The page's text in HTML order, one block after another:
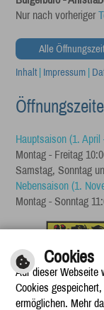
Nur nach vorheriger
Alle
Inhalt Impressum
Hauptsaison (1.
Montag - Freitag
Samstag, Sonntag
Nebensaison (1.
Montag - Sonntag
Cookies
Auf dieser Webseite
Cookies
ermöglichen. Mehr